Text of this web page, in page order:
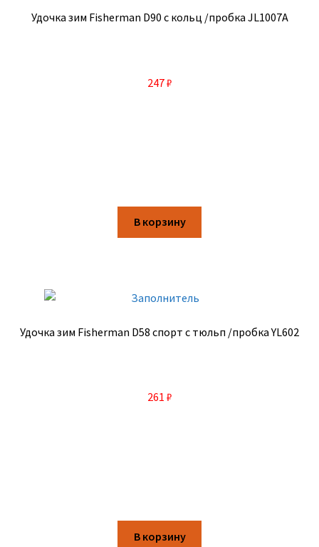
Удочка зим Fisherman D90 с кольц /пробка JL1007A
247₽
В корзину
Удочка зим Fisherman D58 спорт с тюльп /пробка YL602
261 ₽
В корзину